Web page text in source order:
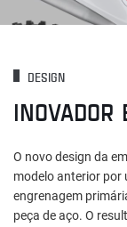
DESIGN
INOVADOR
O novo design da
modelo anterior por
engrenagem
peça de aço. O